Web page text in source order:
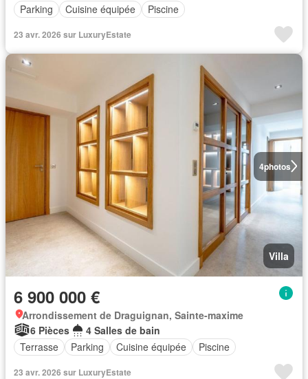
Parking
Cuisine équipée Piscine
23 avr. 2026 sur LuxuryEstate
4photos
Villa
6 900 000 €
Arrondissement de Draguignan, Sainte-maxime
6 Pièces
4 Salles de bain
Terrasse
Parking Cuisine équipée Piscine
23 avr. 2026 sur LuxuryEstate